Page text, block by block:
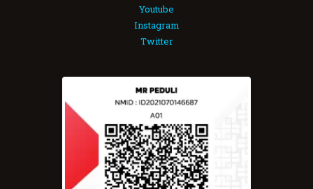
Youtube
Instagram
Twitter